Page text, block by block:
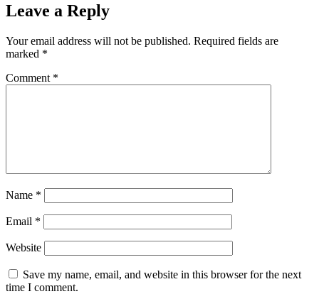
Leave a Reply
Your email address will not be published. Required fields are
marked *
Comment *
Name *
Email *
Website
Save my name, email, and website in this browser for the next
time I comment.